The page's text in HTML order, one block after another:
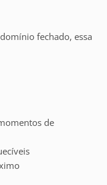
fechado, essa
de